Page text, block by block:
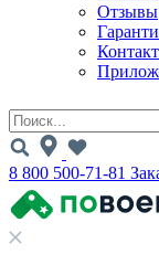
Отзывы
8 800 500-71-81